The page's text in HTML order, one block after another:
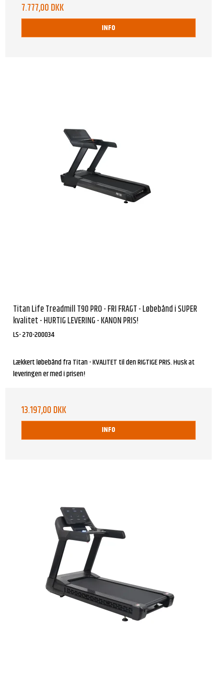
7.777,00 DKK
INFO
Titan Life Treadmill T90 PRO - FRI FRAGT - Løbebånd i SUPER
kvalitet - HURTIG LEVERING - KANON PRIS!
LS- 270-200034
Lækkert løbebånd fra Titan - KVALITET til den RIGTIGE PRIS. Husk at
leveringen er med i prisen!
13.197,00 DKK
INFO